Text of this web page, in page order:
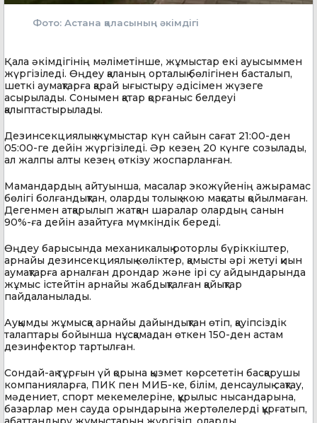
Фото: Астана қаласының әкімдігі
Қала әкімдігінің мәліметінше, жұмыстар екі ауысыммен
жүргізіледі. Өңдеу қаланың орталық бөлігінен басталып,
шеткі аумақтарға қарай ығыстыру әдісімен жүзеге
асырылады. Сонымен қатар қорғаныс белдеуі
қалыптастырылады.
Дезинсекциялық жұмыстар күн сайын сағат 21:00-ден
05:00-ге дейін жүргізіледі. Әр кезең 20 күнге созылады,
ал жалпы алты кезең өткізу жоспарланған.
Мамандардың айтуынша, масалар экожүйенің ажырамас
бөлігі болғандықтан, оларды толық жою мақсаты қойылмаған.
Дегенмен атқарылып жатқан шаралар олардың санын
90%-ға дейін азайтуға мүмкіндік береді.
Өңдеу барысында механикалық роторлы бүріккіштер,
арнайы дезинсекциялық көліктер, қамысты әрі жетуі қиын
аумақтарға арналған дрондар және ірі су айдындарында
жұмыс істейтін арнайы жабдықталған қайықтар
пайдаланылады.
Ауқымды жұмысқа арнайы дайындықтан өтіп, қауіпсіздік
талаптары бойынша нұсқамадан өткен 150-ден астам
дезинфектор тартылған.
Сондай-ақ тұрғын үй қорына қызмет көрсететін басқарушы
компанияларға, ПИК пен МИБ-ке, білім, денсаулық сақтау,
мәдениет, спорт мекемелеріне, құрылыс нысандарына,
базарлар мен сауда орындарына жертөлелерді құрғатып,